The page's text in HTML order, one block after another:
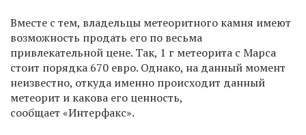
Вместе с тем, владельцы метеоритного камня имеют
возможность продать его по весьма
привлекательной цене. Так, 1 г метеорита с Марса
стоит порядка 670 евро. Однако, на данный момент
неизвестно, откуда именно происходит данный
метеорит и какова его ценность,
сообщает «Интерфакс».